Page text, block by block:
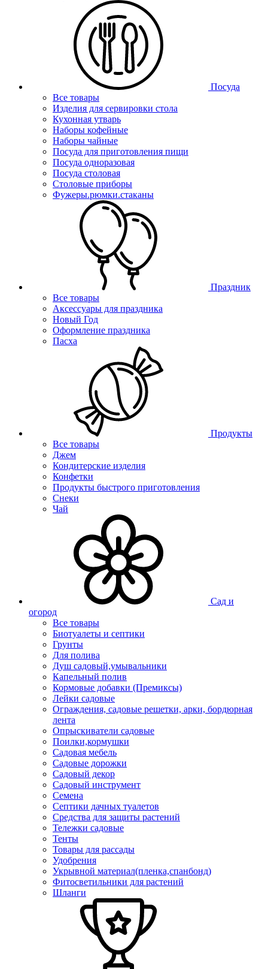
Посуда
Все товары
Изделия для сервировки стола
Кухонная утварь
Наборы кофейные
Наборы чайные
Посуда для приготовления пищи
Посуда одноразовая
Посуда столовая
Столовые приборы
Фужеры.рюмки.стаканы
Праздник
Все товары
Аксессуары для праздника
Новый Год
Оформление праздника
Пасха
Продукты
Все товары
Джем
Кондитерские изделия
Конфетки
Продукты быстрого приготовления
Снеки
Чай
Сад и
огород
Все товары
Биотуалеты и септики
Грунты
Для полива
Душ садовый,умывальники
Капельный полив
Кормовые добавки (Премиксы)
Лейки садовые
Ограждения, садовые решетки, арки, бордюрная
лента
Опрыскиватели садовые
Поилки,кормушки
Садовая мебель
Садовые дорожки
Садовый декор
Садовый инструмент
Семена
Септики дачных туалетов
Средства для защиты растений
Тележки садовые
Тенты
Товары для рассады
Удобрения
Укрывной материал(пленка,спанбонд)
Фитосветильники для растений
Шланги